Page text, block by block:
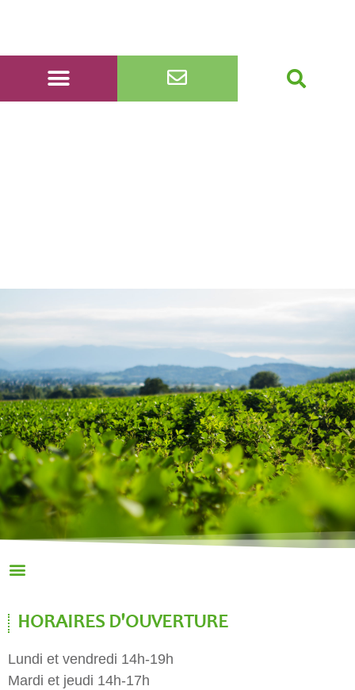
HORAIRES D'OUVERTURE
Lundi et vendredi 14h-19h
Mardi et jeudi 14h-17h